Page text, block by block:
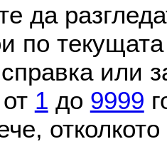
да
по
или
1 до 9999